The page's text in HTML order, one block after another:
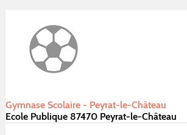
Gymnase Scolaire - Peyrat-le-Château
Ecole Publique 87470 Peyrat-le-Château